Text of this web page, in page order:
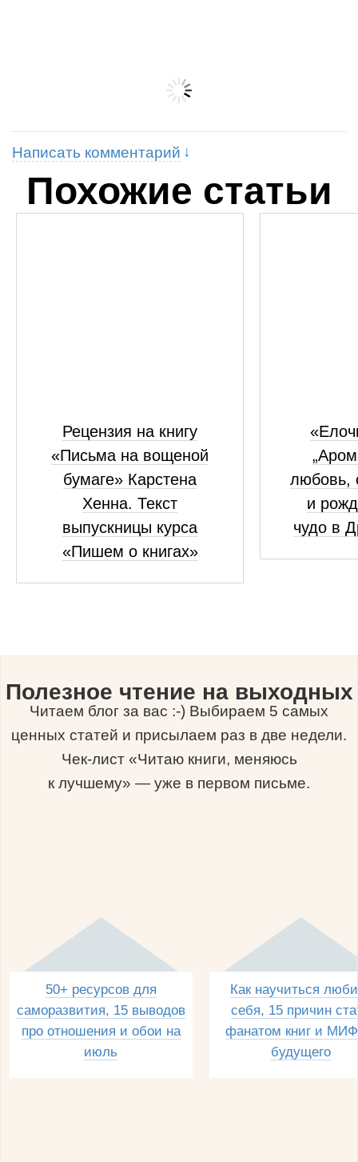
Написать комментарий
Похожие статьи
Рецензия на книгу
«Письма на вощеной
бумаге» Карстена
Хенна. Текст
выпускницы курса
«Пишем о книгах»
любовь,
и
чудо в
Полезное чтение на выходных
Читаем блог за вас :-) Выбираем 5 самых
ценных статей и присылаем раз в две недели.
Чек-лист «Читаю книги, меняюсь
к лучшему» — уже в первом письме.
50+ ресурсов для
саморазвития, 15 выводов
про отношения и обои на
июль
Как научиться
себя, 15 причин
фанатом книг и
будущего